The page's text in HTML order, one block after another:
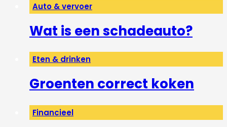
Auto & vervoer
Wat is een schadeauto?
Eten & drinken
Groenten correct koken
Financieel